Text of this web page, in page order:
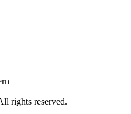
rights reserved.